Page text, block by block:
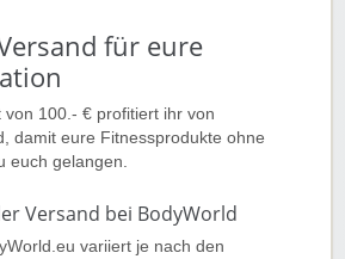
für eure
von 100.- € profitiert ihr von
damit eure Fitnessprodukte ohne
euch gelangen.
Versand bei BodyWorld
variiert je nach den